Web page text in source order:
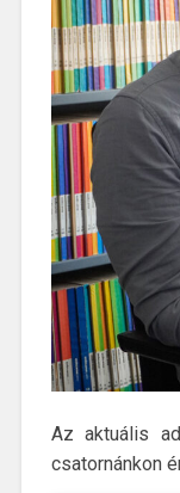
Az aktuális
csatornánkon